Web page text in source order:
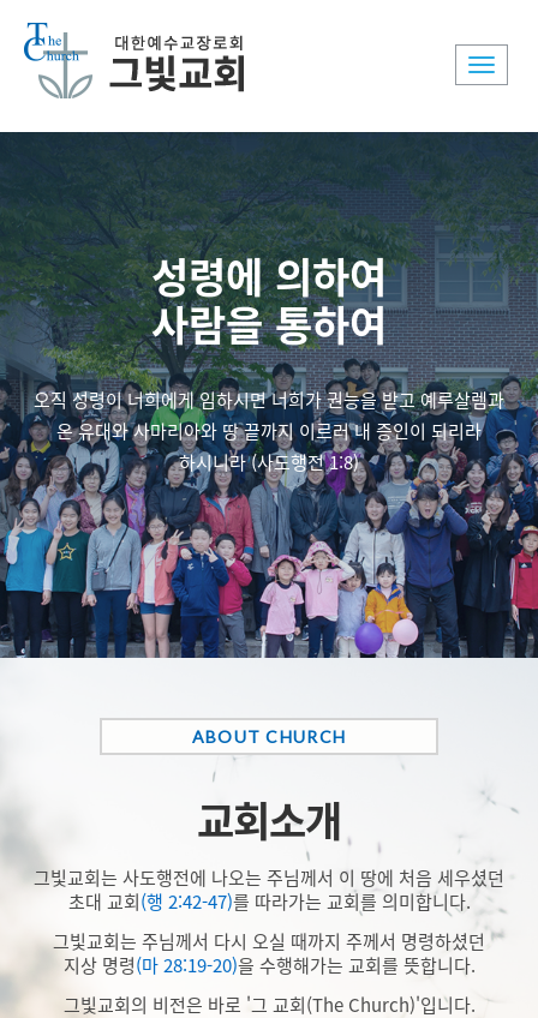
Toggle
성령에 의하여
사람을 통하여
오직 성령이 너희에게 임하시면 너희가 권능을 받고 예루살렘과
온 유대와 사마리아와 땅 끝까지 이르러 내 증인이 되리라
하시니라 (사도행전 1:8)
ABOUT CHURCH
교회소개
그빛교회는 사도행전에 나오는 주님께서 이 땅에 처음 세우셨던
초대 교회(행 2:42-47)를 따라가는 교회를 의미합니다.
그빛교회는 주님께서 다시 오실 때까지 주께서 명령하셨던
지상 명령(마 28:19-20)을 수행해가는 교회를 뜻합니다.
그빛교회의 비전은 바로 '그 교회(The Church)'입니다.